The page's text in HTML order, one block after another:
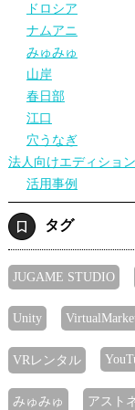
ドロシア
ナムアニ
みゅみゅ
山岸
春日部
江口
穴うなぎ
法人向けエディション
活用事例
タグ
JUGAME STUDIO
Unity
VRレンタル
みゅみゅ アスト